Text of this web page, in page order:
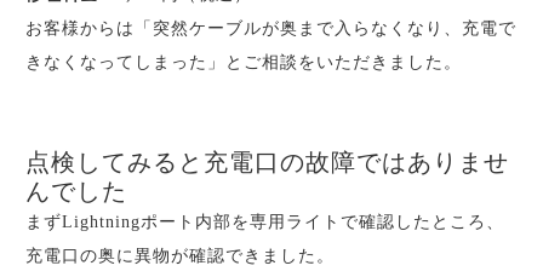
お客様からは「突然ケーブルが奥まで入らなくなり、充電で
きなくなってしまった」とご相談をいただきました。
点検してみると充電口の故障ではありませ
んでした
まずLightningポート内部を専用ライトで確認したところ、
充電口の奥に異物が確認できました。